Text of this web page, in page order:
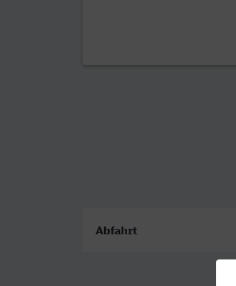
Abfahrt